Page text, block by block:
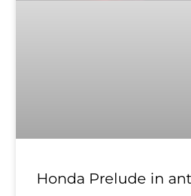
Honda Prelude in